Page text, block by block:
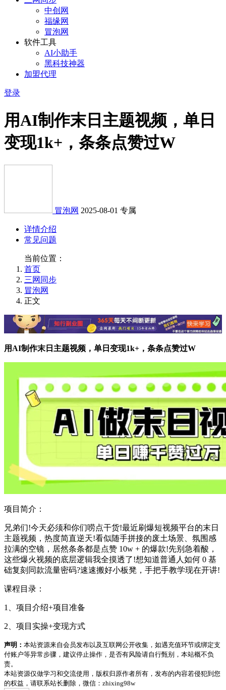
中创网
福缘网
冒泡网
软件工具
AI小助手
黑科技神器
加盟代理
登录
用AI制作末日主题视频，单日
变现1k+，条条点赞过W
冒泡网 2025-08-01 专属
详情介绍
常见问题
当前位置：
首页
三网同步
冒泡网
正文
用AI制作末日主题视频，单日变现1k+，条条点赞过W
项目简介：
兄弟们!今天必须和你们唠点干货!最近刷爆短视频平台的末日
主题视频，热度简直逆天!看似随手拼接的废土场景、氛围感
拉满的空镜，居然条条都是点赞 10w + 的爆款!先别急着酸，
这些爆火视频的底层逻辑我全摸透了!想知道普通人如何 0 基
础复刻同款流量密码?速速搬好小板凳，手把手教学现在开讲!
课程目录：
1、项目介绍+项目准备
2、项目实操+变现方式
声明： 本站资源来自会员发布以及互联网公开收集，如遇充值环节或绑定支
付账户等异常步骤，建议停止操作，是否有风险请自行甄别，本站概不负
责。
本站资源仅做学习和交流使用，版权归原作者所有，发布的内容若侵犯到您
的权益，请联系站长删除，微信：zhixing98w